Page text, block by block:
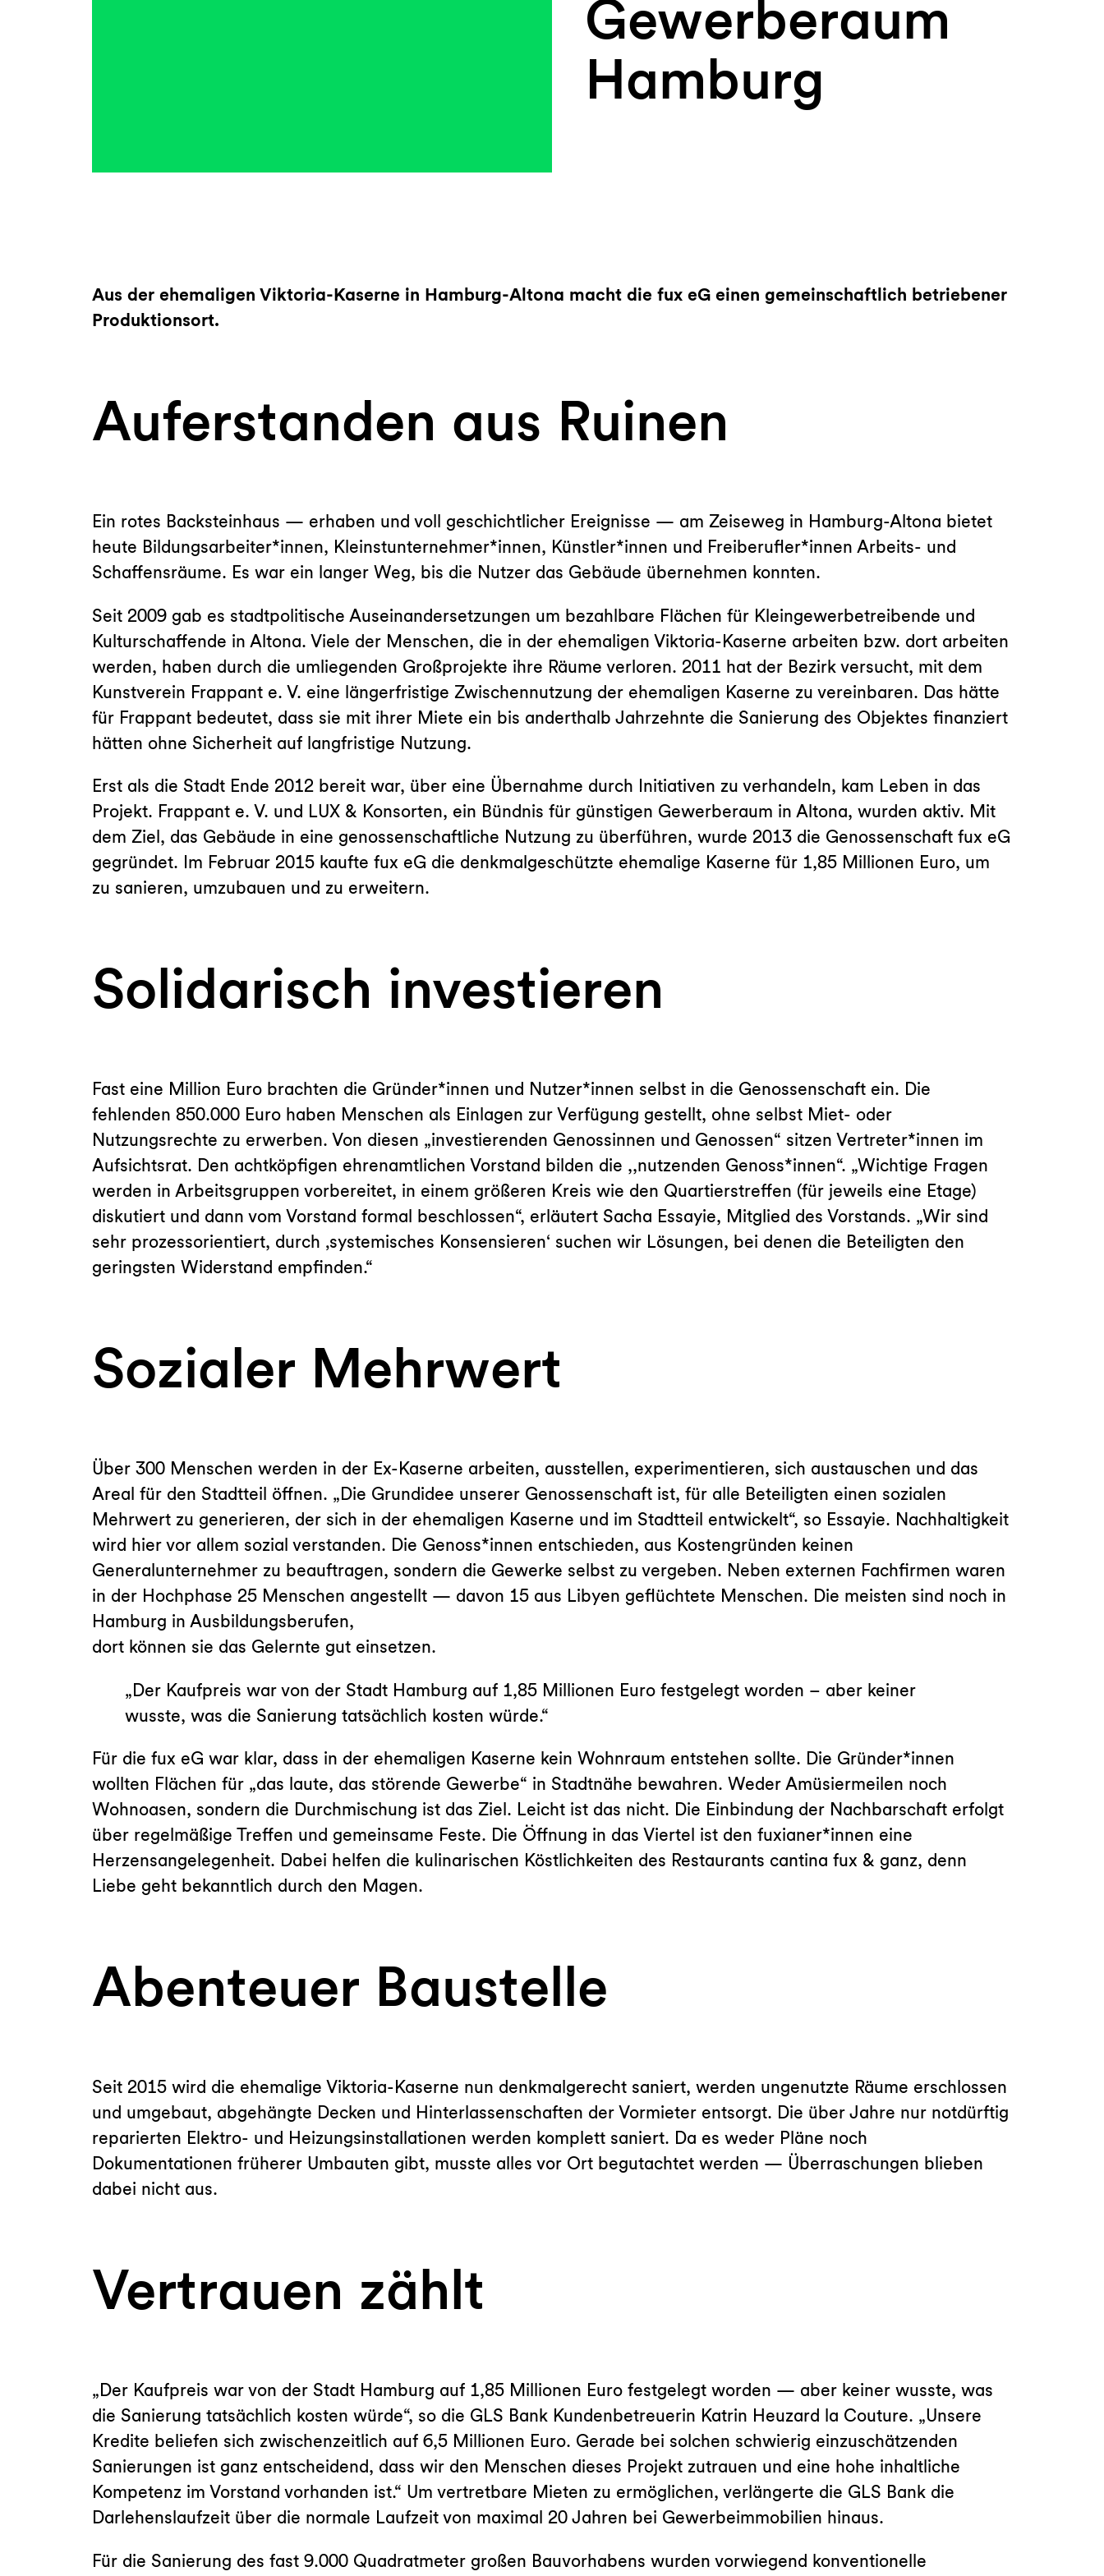
Gewerberaum
Hamburg
Aus der ehemaligen Viktoria-Kaserne in Hamburg-Altona macht die fux eG einen gemeinschaftlich betriebener
Produktionsort.
Auferstanden aus Ruinen
Ein rotes Backsteinhaus — erhaben und voll geschichtlicher Ereignisse — am Zeiseweg in Hamburg-Altona bietet
heute Bildungsarbeiter*innen, Kleinstunternehmer*innen, Künstler*innen und Freiberufler*innen Arbeits- und
Schaffensräume. Es war ein langer Weg, bis die Nutzer das Gebäude übernehmen konnten.
Seit 2009 gab es stadtpolitische Auseinandersetzungen um bezahlbare Flächen für Kleingewerbetreibende und
Kulturschaffende in Altona. Viele der Menschen, die in der ehemaligen Viktoria-Kaserne arbeiten bzw. dort arbeiten
werden, haben durch die umliegenden Großprojekte ihre Räume verloren. 2011 hat der Bezirk versucht, mit dem
Kunstverein Frappant e. V. eine längerfristige Zwischennutzung der ehemaligen Kaserne zu vereinbaren. Das hätte
für Frappant bedeutet, dass sie mit ihrer Miete ein bis anderthalb Jahrzehnte die Sanierung des Objektes finanziert
hätten ohne Sicherheit auf langfristige Nutzung.
Erst als die Stadt Ende 2012 bereit war, über eine Übernahme durch Initiativen zu verhandeln, kam Leben in das
Projekt. Frappant e. V. und LUX & Konsorten, ein Bündnis für günstigen Gewerberaum in Altona, wurden aktiv. Mit
dem Ziel, das Gebäude in eine genossenschaftliche Nutzung zu überführen, wurde 2013 die Genossenschaft fux eG
gegründet. Im Februar 2015 kaufte fux eG die denkmalgeschützte ehemalige Kaserne für 1,85 Millionen Euro, um
zu sanieren, umzubauen und zu erweitern.
Solidarisch investieren
Fast eine Million Euro brachten die Gründer*innen und Nutzer*innen selbst in die Genossenschaft ein. Die
fehlenden 850.000 Euro haben Menschen als Einlagen zur Verfügung gestellt, ohne selbst Miet- oder
Nutzungsrechte zu erwerben. Von diesen „investierenden Genossinnen und Genossen“ sitzen Vertreter*innen im
Aufsichtsrat. Den achtköpfigen ehrenamtlichen Vorstand bilden die ,,nutzenden Genoss*innen“. „Wichtige Fragen
werden in Arbeitsgruppen vorbereitet, in einem größeren Kreis wie den Quartierstreffen (für jeweils eine Etage)
diskutiert und dann vom Vorstand formal beschlossen“, erläutert Sacha Essayie, Mitglied des Vorstands. „Wir sind
sehr prozessorientiert, durch ‚systemisches Konsensieren‘ suchen wir Lösungen, bei denen die Beteiligten den
geringsten Widerstand empfinden.“
Sozialer Mehrwert
Über 300 Menschen werden in der Ex-Kaserne arbeiten, ausstellen, experimentieren, sich austauschen und das
Areal für den Stadtteil öffnen. „Die Grundidee unserer Genossenschaft ist, für alle Beteiligten einen sozialen
Mehrwert zu generieren, der sich in der ehemaligen Kaserne und im Stadtteil entwickelt“, so Essayie. Nachhaltigkeit
wird hier vor allem sozial verstanden. Die Genoss*innen entschieden, aus Kostengründen keinen
Generalunternehmer zu beauftragen, sondern die Gewerke selbst zu vergeben. Neben externen Fachfirmen waren
in der Hochphase 25 Menschen angestellt — davon 15 aus Libyen geflüchtete Menschen. Die meisten sind noch in
Hamburg in Ausbildungsberufen,
dort können sie das Gelernte gut einsetzen.
„Der Kaufpreis war von der Stadt Hamburg auf 1,85 Millionen Euro festgelegt worden – aber keiner
wusste, was die Sanierung tatsächlich kosten würde.“
Für die fux eG war klar, dass in der ehemaligen Kaserne kein Wohnraum entstehen sollte. Die Gründer*innen
wollten Flächen für „das laute, das störende Gewerbe“ in Stadtnähe bewahren. Weder Amüsiermeilen noch
Wohnoasen, sondern die Durchmischung ist das Ziel. Leicht ist das nicht. Die Einbindung der Nachbarschaft erfolgt
über regelmäßige Treffen und gemeinsame Feste. Die Öffnung in das Viertel ist den fuxianer*innen eine
Herzensangelegenheit. Dabei helfen die kulinarischen Köstlichkeiten des Restaurants cantina fux & ganz, denn
Liebe geht bekanntlich durch den Magen.
Abenteuer Baustelle
Seit 2015 wird die ehemalige Viktoria-Kaserne nun denkmalgerecht saniert, werden ungenutzte Räume erschlossen
und umgebaut, abgehängte Decken und Hinterlassenschaften der Vormieter entsorgt. Die über Jahre nur notdürftig
reparierten Elektro- und Heizungsinstallationen werden komplett saniert. Da es weder Pläne noch
Dokumentationen früherer Umbauten gibt, musste alles vor Ort begutachtet werden — Überraschungen blieben
dabei nicht aus.
Vertrauen zählt
„Der Kaufpreis war von der Stadt Hamburg auf 1,85 Millionen Euro festgelegt worden — aber keiner wusste, was
die Sanierung tatsächlich kosten würde“, so die GLS Bank Kundenbetreuerin Katrin Heuzard la Couture. „Unsere
Kredite beliefen sich zwischenzeitlich auf 6,5 Millionen Euro. Gerade bei solchen schwierig einzuschätzenden
Sanierungen ist ganz entscheidend, dass wir den Menschen dieses Projekt zutrauen und eine hohe inhaltliche
Kompetenz im Vorstand vorhanden ist.“ Um vertretbare Mieten zu ermöglichen, verlängerte die GLS Bank die
Darlehenslaufzeit über die normale Laufzeit von maximal 20 Jahren bei Gewerbeimmobilien hinaus.
Für die Sanierung des fast 9.000 Quadratmeter großen Bauvorhabens wurden vorwiegend konventionelle